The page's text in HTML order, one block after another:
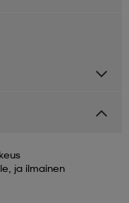
ja ilmainen